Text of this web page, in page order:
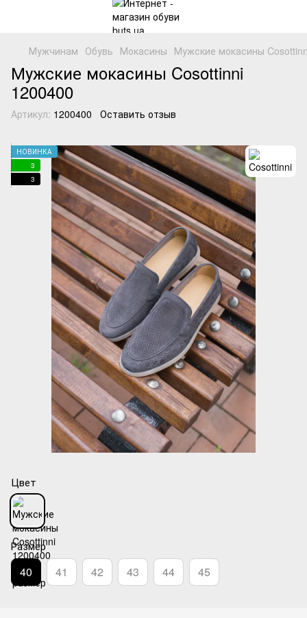
Мужчинам Обувь Мокасины Мужские мокасины
Мужские мокасины Cosottinni
1200400
Артикул: 1200400 Оставить отзыв
НОВИНКА
3
3
Цвет
Размер
40 41 42 43 44 45